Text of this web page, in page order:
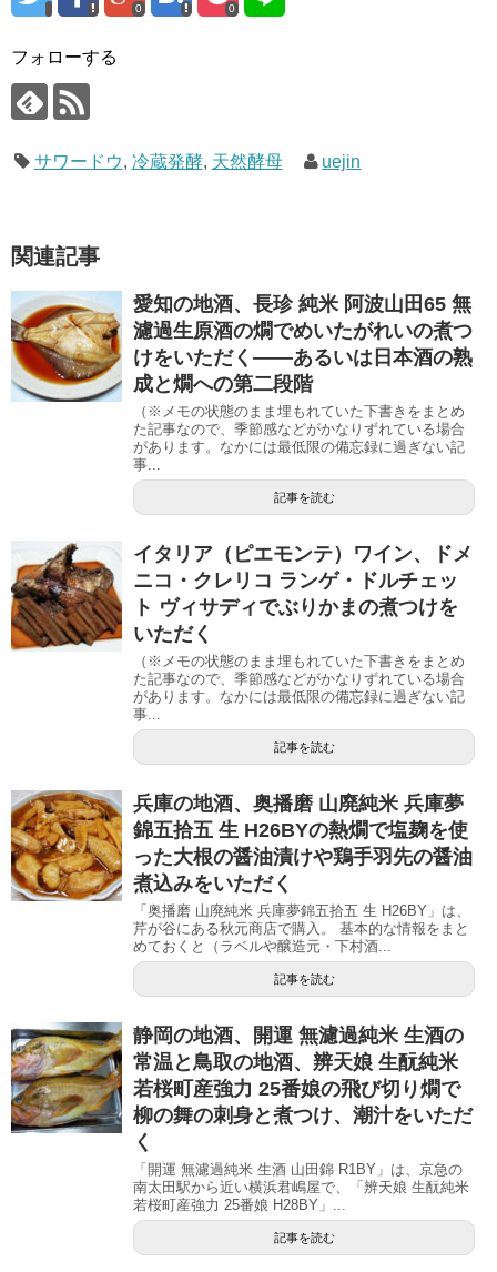
0 0
フォローする
サワードウ, 冷蔵発酵, 天然酵母 uejin
関連記事
愛知の地酒、長珍 純米 阿波山田65 無
濾過生原酒の燗でめいたがれいの煮つ
けをいただく――あるいは日本酒の熟
成と燗への第二段階
（※メモの状態のまま埋もれていた下書きをまとめ
た記事なので、季節感などがかなりずれている場合
があります。なかには最低限の備忘録に過ぎない記
事...
記事を読む
イタリア（ピエモンテ）ワイン、ドメ
ニコ・クレリコ ランゲ・ドルチェッ
ト ヴィサディでぶりかまの煮つけを
いただく
（※メモの状態のまま埋もれていた下書きをまとめ
た記事なので、季節感などがかなりずれている場合
があります。なかには最低限の備忘録に過ぎない記
事...
記事を読む
兵庫の地酒、奥播磨 山廃純米 兵庫夢
錦五拾五 生 H26BYの熱燗で塩麹を使
った大根の醤油漬けや鶏手羽先の醤油
煮込みをいただく
「奥播磨 山廃純米 兵庫夢錦五拾五 生 H26BY」は、
芹が谷にある秋元商店で購入。 基本的な情報をまと
めておくと（ラベルや醸造元・下村酒...
記事を読む
静岡の地酒、開運 無濾過純米 生酒の
常温と鳥取の地酒、辨天娘 生酛純米
若桜町産強力 25番娘の飛び切り燗で
柳の舞の刺身と煮つけ、潮汁をいただ
く
「開運 無濾過純米 生酒 山田錦 R1BY」は、京急の
南太田駅から近い横浜君嶋屋で、「辨天娘 生酛純米
若桜町産強力 25番娘 H28BY」...
記事を読む